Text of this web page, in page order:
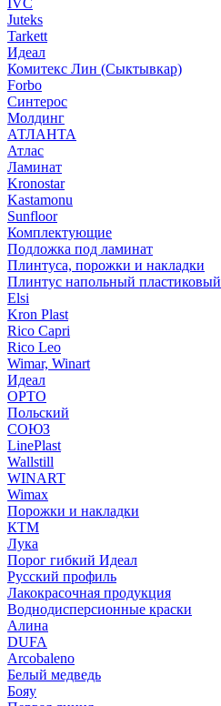
IVC
Juteks
Tarkett
Идеал
Комитекс Лин (Сыктывкар)
Forbo
Синтерос
Молдинг
АТЛАНТА
Атлас
Ламинат
Kronostar
Kastamonu
Sunfloor
Комплектующие
Подложка под ламинат
Плинтуса, порожки и накладки
Плинтус напольный пластиковый
Elsi
Kron Plast
Rico Capri
Rico Leo
Wimar, Winart
Идеал
ОРТО
Польский
СОЮЗ
LinePlast
Wallstill
WINART
Wimax
Порожки и накладки
КТМ
Лука
Порог гибкий Идеал
Русский профиль
Лакокрасочная продукция
Воднодисперсионные краски
Алина
DUFA
Arcobaleno
Белый медведь
Бояу